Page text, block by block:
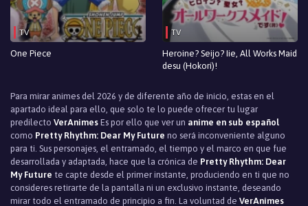
Episodio 14
Episodio 13
Episodio 11
Episodio 10
Episodio 9
Episodio 8
TV
One Piece
TV
Heroine? Seijo? Iie, All Works Maid
desu (Hokori)!
Para mirar animes del 2026 y de diferente año de inicio, estas en el
apartado ideal para ello, que solo te lo puede ofrecer tu lugar
predilecto VerAnimes Es por ello que ver un anime en sub español
como Pretty Rhythm: Dear My Future no será inconveniente alguno
para ti. Sus personajes, el entramado, el tiempo y el marco en que fue
desarrollada y adaptada, hace que la crónica de Pretty Rhythm: Dear
My Future te capte desde el primer instante, produciendo en ti que no
consideres retirarte de la pantalla ni un exclusivo instante, deseando
mirar todo el entramado de principio a fin. La voluntad de VerAnimes